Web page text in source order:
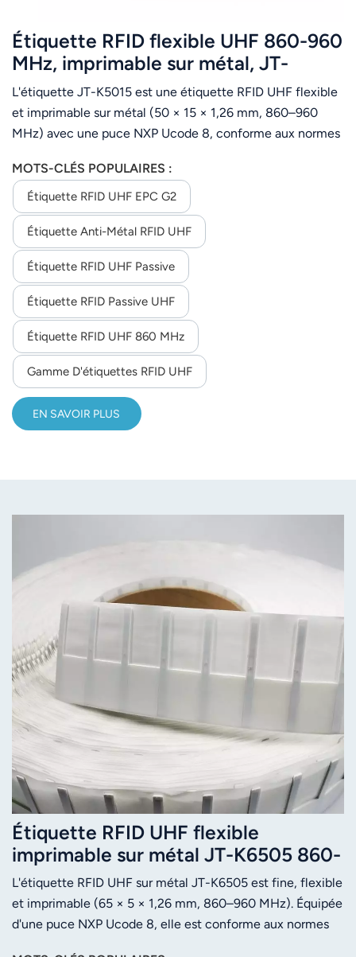
Ελληνικά
Melayu
Polski
Indonesia
norsk
magyar
Étiquette RFID flexible UHF 860-960
MHz, imprimable sur métal, JT-
K5015, 50 x 15 x 1,26 mm
L'étiquette JT-K5015 est une étiquette RFID UHF flexible
et imprimable sur métal (50 × 15 × 1,26 mm, 860–960
MHz) avec une puce NXP Ucode 8, conforme aux normes
fiable sur les surfaces métalliques et liquides, s'adapte aux
surfaces courbes, prend en charge l'impression thermique
et est idéale pour le suivi des actifs, la logistique et la
gestion industrielle.
MOTS-CLÉS POPULAIRES :
Étiquette RFID UHF EPC G2
Étiquette Anti-Métal RFID UHF
Étiquette RFID UHF Passive
Étiquette RFID Passive UHF
Étiquette RFID UHF 860 MHz
Gamme D'étiquettes RFID UHF
EN SAVOIR PLUS
Étiquette RFID UHF flexible
imprimable sur métal JT-K6505 860-
960 MHz
L'étiquette RFID UHF sur métal JT-K6505 est fine, flexible
et imprimable (65 × 5 × 1,26 mm, 860–960 MHz). Équipée
d'une puce NXP Ucode 8, elle est conforme aux normes